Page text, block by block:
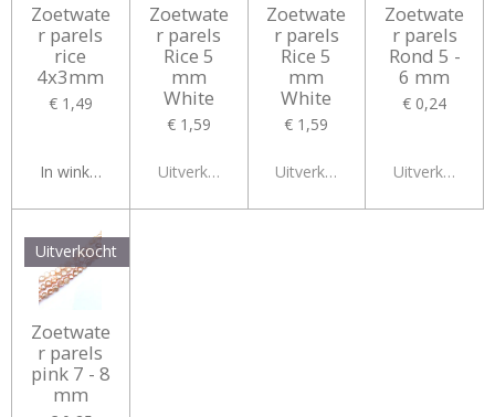
Zoetwate
r parels
rice
4x3mm
€ 1,49
In winkelwagen
Zoetwate
r parels
Rice 5
mm
White
€ 1,59
Uitverkocht
Zoetwate
r parels
Rice 5
mm
White
€ 1,59
Uitverkocht
Zoetwate
r parels
Rond 5 -
6 mm
€ 0,24
Uitverkocht
Uitverkocht
Zoetwate
r parels
pink 7 - 8
mm